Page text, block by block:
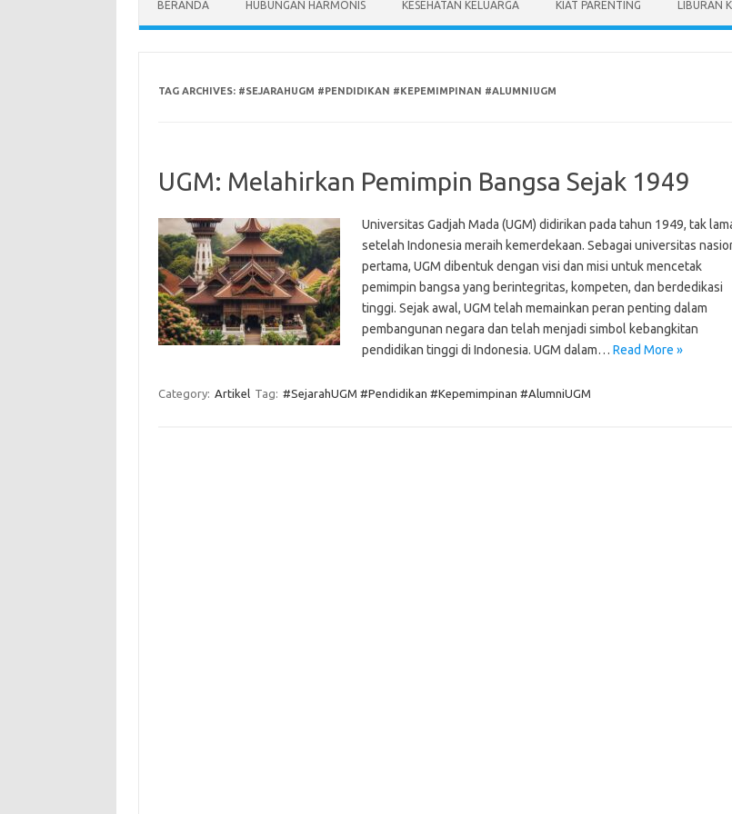
BERANDA HUBUNGAN HARMONIS KESEHATAN KELUARGA KIAT PARENTING LIBURAN
TAG ARCHIVES: #SEJARAHUGM #PENDIDIKAN #KEPEMIMPINAN #ALUMNIUGM
UGM: Melahirkan Pemimpin Bangsa Sejak 1949
Universitas Gadjah Mada (UGM) didirikan pada tahun 1949, tak
setelah Indonesia meraih kemerdekaan. Sebagai universitas
pertama, UGM dibentuk dengan visi dan misi untuk mencetak
pemimpin bangsa yang berintegritas, kompeten, dan berdedikasi
tinggi. Sejak awal, UGM telah memainkan peran penting dalam
pembangunan negara dan telah menjadi simbol kebangkitan
pendidikan tinggi di Indonesia. UGM dalam… Read More »
Category: Artikel Tag: #SejarahUGM #Pendidikan #Kepemimpinan #AlumniUGM